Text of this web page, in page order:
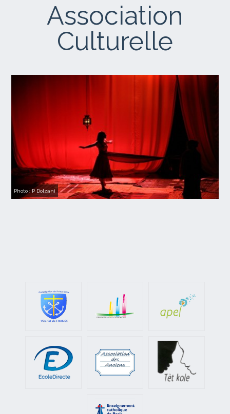
Association
Culturelle
Photo : P Dolzani